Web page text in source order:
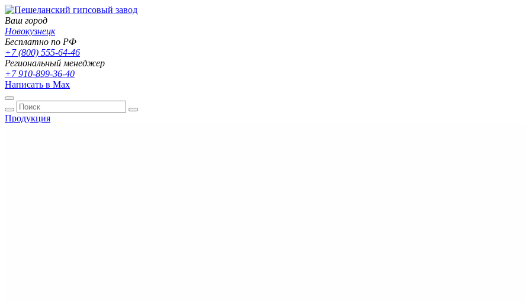
Ваш город
Новокузнецк
Бесплатно по РФ
+7 (800) 555-64-46
Региональный менеджер
+7 910-899-36-40
Написать в Max
Продукция